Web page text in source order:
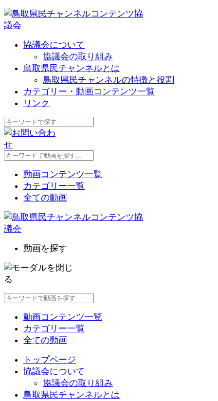
協議会について
協議会の取り組み
鳥取県民チャンネルとは
鳥取県民チャンネルの特徴と役割
カテゴリー・動画コンテンツ一覧
リンク
動画コンテンツ一覧
カテゴリー一覧
全ての動画
動画を探す
動画コンテンツ一覧
カテゴリー一覧
全ての動画
トップページ
協議会について
協議会の取り組み
鳥取県民チャンネルとは